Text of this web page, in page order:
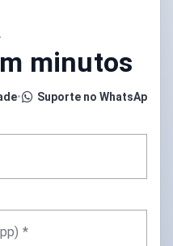
minutos
• Suporte no WhatsApp
*